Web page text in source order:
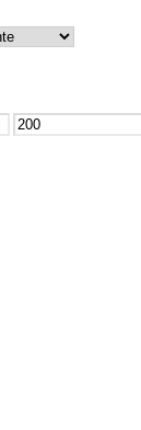
Preț
maxim